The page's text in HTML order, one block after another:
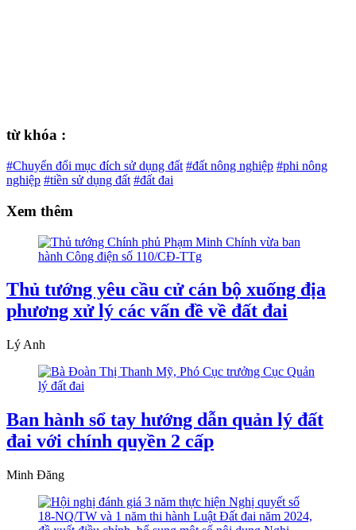
từ khóa :
#Chuyển đổi mục đích sử dụng đất #đất nông nghiệp #phi nông
nghiệp #tiền sử dụng đất #đất đai
Xem thêm
Thủ tướng yêu cầu cử cán bộ xuống địa
phương xử lý các vấn đề về đất đai
Lý Anh
Ban hành sổ tay hướng dẫn quản lý đất
đai với chính quyền 2 cấp
Minh Đăng